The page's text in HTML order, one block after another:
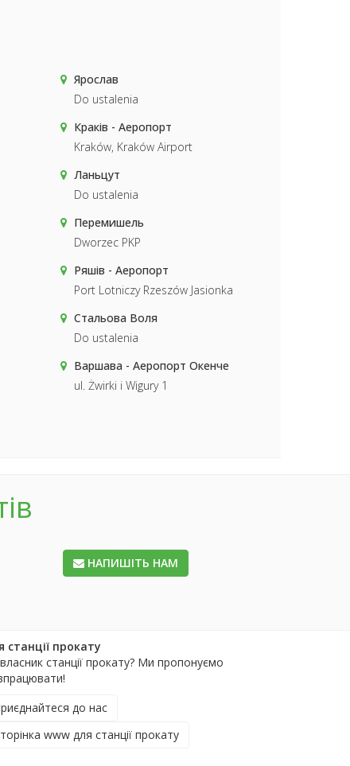
Ярослав
Do ustalenia
Краків - Аеропорт
Kraków, Kraków Airport
Ланьцут
Do ustalenia
Перемишель
Dworzec PKP
Ряшів - Аеропорт
Port Lotniczy Rzeszów Jasionka
Стальова Воля
Do ustalenia
Варшава - Аеропорт Окенче
ul. Żwirki i Wigury 1
НАПИШІТЬ НАМ
станції прокату
станції прокату? Ми пропонуємо
до нас
www для станції прокату